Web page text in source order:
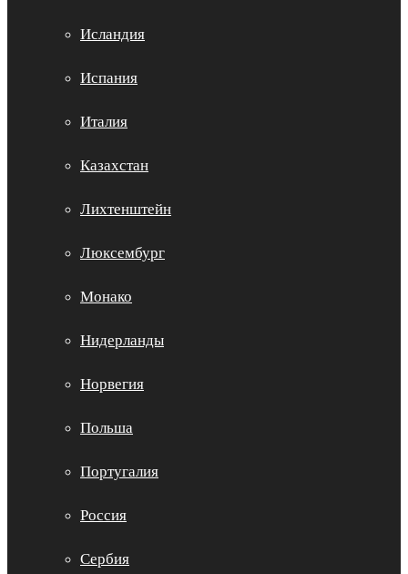
Исландия
Испания
Италия
Казахстан
Лихтенштейн
Люксембург
Монако
Нидерланды
Норвегия
Польша
Португалия
Россия
Сербия